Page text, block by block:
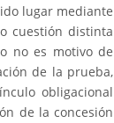
lugar mediante
cuestión distinta
no es motivo de
de la prueba,
obligacional
de la concesión